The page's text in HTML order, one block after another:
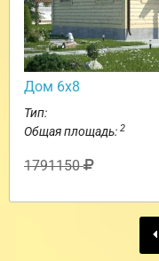
Дом 6х8
Тип:
Общая площадь: 2
1791150